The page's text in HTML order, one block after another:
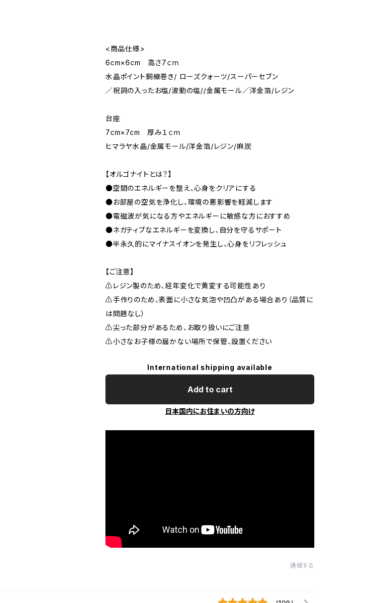
<商品仕様>
6cm×6cm 高さ7ｃｍ
水晶ポイント銅線巻き/ ローズクォーツ/スーパーセブン
／祝詞の入ったお塩/波動の塩//金属モール／洋金箔/レジン
台座
7cm×7cm 厚み１ｃｍ
ヒマラヤ水晶/金属モール/洋金箔/レジン/麻炭
【オルゴナイトとは？】
●空間のエネルギーを整え、心身をクリアにする
●お部屋の空気を浄化し、環境の悪影響を軽減します
●電磁波が気になる方やエネルギーに敏感な方におすすめ
●ネガティブなエネルギーを変換し、自分を守るサポート
●半永久的にマイナスイオンを発生し、心身をリフレッシュ
【ご注意】
⚠レジン製のため、経年変化で黄変する可能性あり
⚠手作りのため、表面に小さな気泡や凹凸がある場合あり（品質に
は問題なし）
⚠尖った部分があるため、お取り扱いにご注意
⚠小さなお子様の届かない場所で保管、設置ください
International shipping available
Add to cart
日本国内にお住まいの方向け
通報する